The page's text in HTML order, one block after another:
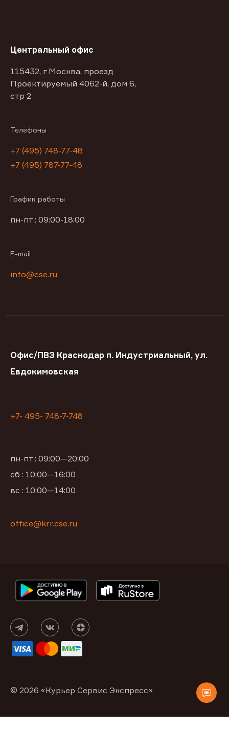
Центральный офис
115432, г Москва, проезд
Проектируемый 4062-й, дом 6,
стр 2
Телефоны
+7 (495) 748-77-48
+7 (495) 787-77-48
График работы
пн-пт : 09:00-18:00
E-mail
info@cse.ru
Офис/ПВЗ Краснодар п. Индустриальный, ул.
Евдокимовская
+7- 495- 748-7-748
пн-пт : 09:00—20:00
сб : 10:00—16:00
вс : 10:00—14:00
office@krr.cse.ru
© 2026 «Курьер Сервис Экспресс»